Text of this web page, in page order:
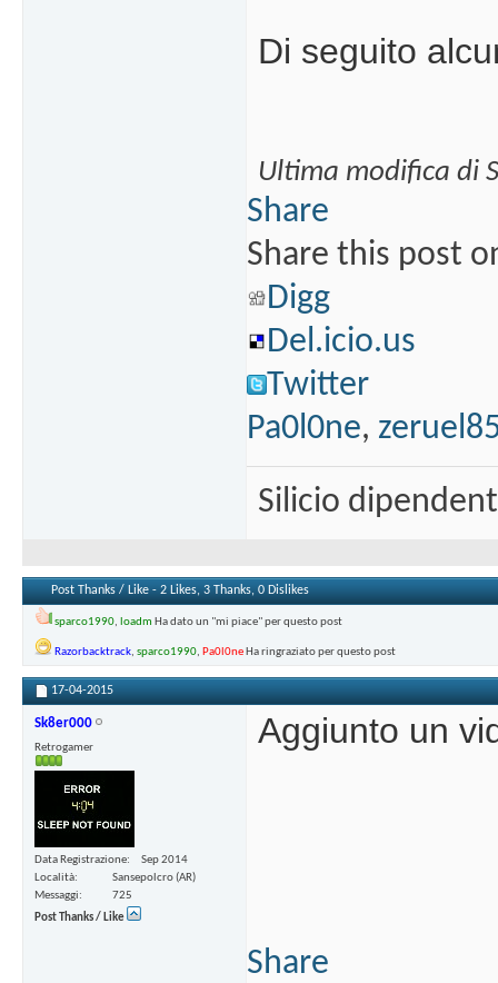
Di seguito
Ultima modifica di
Share
Share this post
Digg
Del.icio.us
Twitter
Pa0l0ne,
Silicio
Post Thanks / Like - 2 Likes, 3 Thanks, 0 Dislikes
sparco1990, loadm Ha dato un "mi piace" per questo post
Razorbacktrack, sparco1990, Pa0l0neHa ringraziato per questo post
17-04-2015
Sk8er000
Retrogamer
Data Registrazione
Sep 2014
Località
Sansepolcro (AR)
Messaggi
725
Post Thanks / Like
Aggiunto un
Share